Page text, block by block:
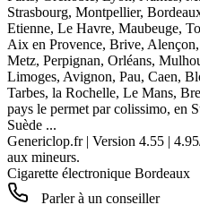
Strasbourg, Montpellier,
Etienne, Le Havre, Maubeuge,
Aix en Provence, Brive,
Metz, Perpignan, Orléans,
Limoges, Avignon, Pau, Caen,
Tarbes, la Rochelle, Le Mans,
pays le permet par colissimo, en
Suède ...
Genericlop.fr| Version 4.55 | 4.95
aux mineurs.
Cigarette électronique Bordeaux
Parler à un conseiller